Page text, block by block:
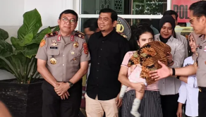
ujarnya.
‎Salah seorang warga di sekitar lokasi
sebelum api membesar ia melihat
keluar dari salah satu bangunan
kemudian, kobaran api dengan cepat
merambat ke bangunan lainnya.